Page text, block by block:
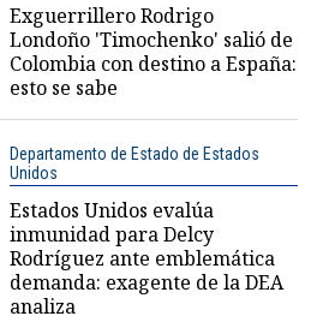
Exguerrillero Rodrigo
Londoño 'Timochenko' salió de
Colombia con destino a España:
esto se sabe
Departamento de Estado de Estados
Unidos
Estados Unidos evalúa
inmunidad para Delcy
Rodríguez ante emblemática
demanda: exagente de la DEA
analiza